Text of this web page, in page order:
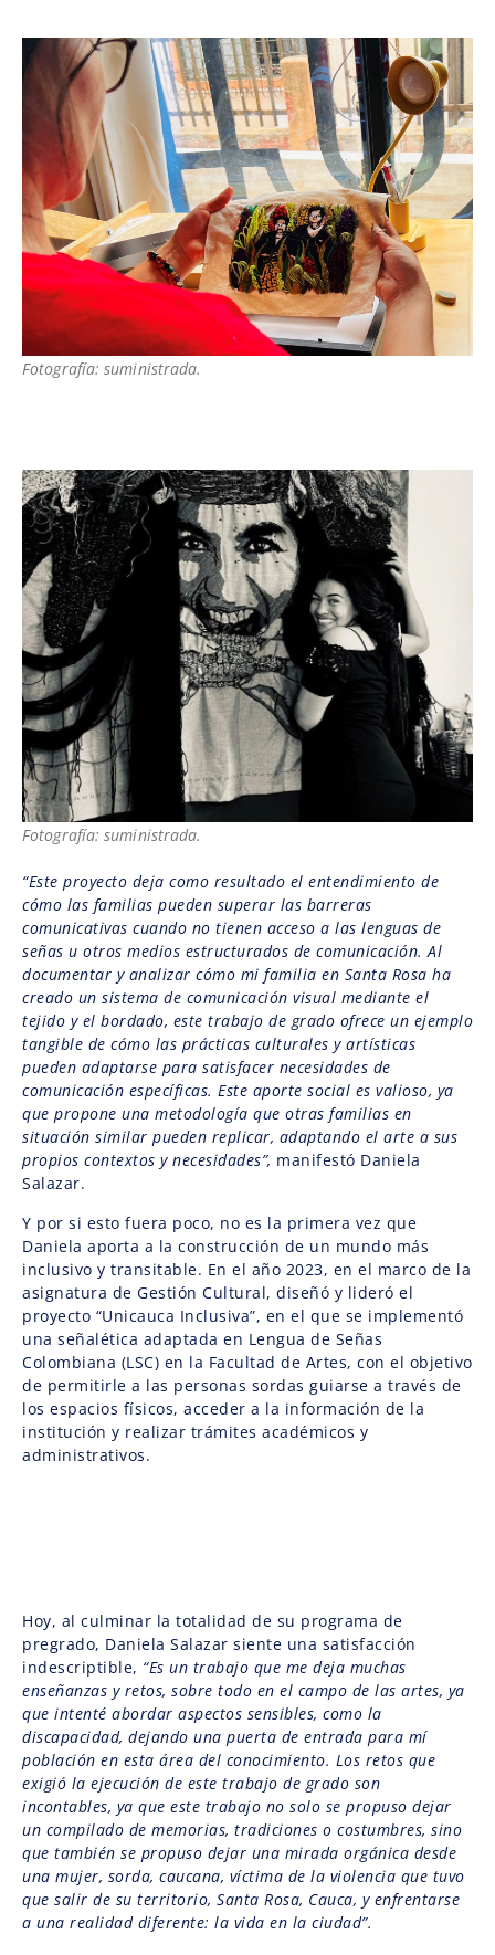
Fotografía: suministrada.
Fotografía: suministrada.
“Este proyecto deja como resultado el entendimiento de
cómo las familias pueden superar las barreras
comunicativas cuando no tienen acceso a las lenguas de
señas u otros medios estructurados de comunicación. Al
documentar y analizar cómo mi familia en Santa Rosa ha
creado un sistema de comunicación visual mediante el
tejido y el bordado, este trabajo de grado ofrece un ejemplo
tangible de cómo las prácticas culturales y artísticas
pueden adaptarse para satisfacer necesidades de
comunicación específicas. Este aporte social es valioso, ya
que propone una metodología que otras familias en
situación similar pueden replicar, adaptando el arte a sus
propios contextos y necesidades”, manifestó Daniela
Salazar.
Y por si esto fuera poco, no es la primera vez que
Daniela aporta a la construcción de un mundo más
inclusivo y transitable. En el año 2023, en el marco de la
asignatura de Gestión Cultural, diseñó y lideró el
proyecto “Unicauca Inclusiva”, en el que se implementó
una señalética adaptada en Lengua de Señas
Colombiana (LSC) en la Facultad de Artes, con el objetivo
de permitirle a las personas sordas guiarse a través de
los espacios físicos, acceder a la información de la
institución y realizar trámites académicos y
administrativos.
Hoy, al culminar la totalidad de su programa de
pregrado, Daniela Salazar siente una satisfacción
indescriptible, “Es un trabajo que me deja muchas
enseñanzas y retos, sobre todo en el campo de las artes, ya
que intenté abordar aspectos sensibles, como la
discapacidad, dejando una puerta de entrada para mí
población en esta área del conocimiento. Los retos que
exigió la ejecución de este trabajo de grado son
incontables, ya que este trabajo no solo se propuso dejar
un compilado de memorias, tradiciones o costumbres, sino
que también se propuso dejar una mirada orgánica desde
una mujer, sorda, caucana, víctima de la violencia que tuvo
que salir de su territorio, Santa Rosa, Cauca, y enfrentarse
a una realidad diferente: la vida en la ciudad”.